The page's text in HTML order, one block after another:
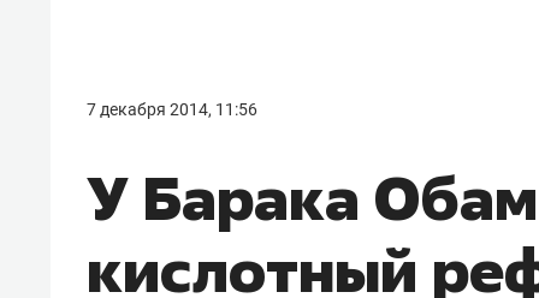
7 декабря 2014, 11:56
У Барака
кислотный
правил, бизнес может
потерять минимум